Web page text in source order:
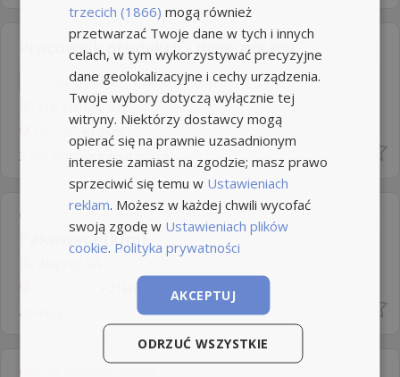
Pracownik produkcji - dwie zmiany
Umowa o pracę Rodzaj pracy: Stała
HR SIGMA 5,0
+19km
3 dni temu zinfopraca.pl
Oferta sponsorowana
Pakowacz (k/m)
+21km
aplikuj.pl
Oferta sponsorowana
trzecich (1866) mogą również
przetwarzać Twoje dane w tych i innych
celach, w tym wykorzystywać precyzyjne
dane geolokalizacyjne i cechy urządzenia.
Twoje wybory dotyczą wyłącznie tej
witryny. Niektórzy dostawcy mogą
opierać się na prawnie uzasadnionym
interesie zamiast na zgodzie; masz prawo
sprzeciwić się temu w Ustawieniach
reklam. Możesz w każdej chwili wycofać
swoją zgodę w Ustawieniach plików
cookie. Polityka prywatności
AKCEPTUJ
ODRZUĆ WSZYSTKIE